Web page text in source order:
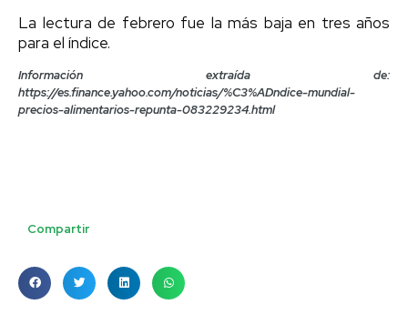
La lectura de febrero fue la más baja en tres años
para el índice.
Información extraída de:
https://es.finance.yahoo.com/noticias/%C3%ADndice-mundial-
precios-alimentarios-repunta-083229234.html
Compartir